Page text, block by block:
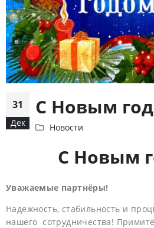
31
Дек
С Новым
Новости
С Новым
Уважаемые партнёры!
Надежность, стабильность и
нашего сотрудничества!